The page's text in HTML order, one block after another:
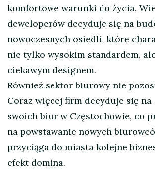
komfortowe warunki do życia.
deweloperów decyduje się na
nowoczesnych osiedli, które
nie tylko wysokim standardem,
ciekawym designem.
Również sektor biurowy nie
Coraz więcej firm decyduje się
swoich biur w Częstochowie, co
na powstawanie nowych
przyciąga do miasta kolejne
efekt domina.